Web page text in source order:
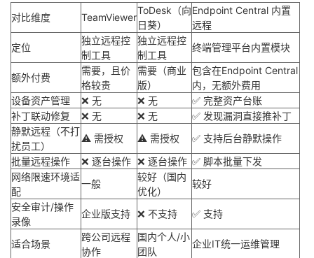
课
程
的
认
证
我
的
实
验
我
的
收
藏
技
支
持
的
声
建
议
对比维度 TeamViewer
ToDesk（向
日葵）
Endpoint Central 内置
远程
定位
独立远程控
制工具
独立远程控
制工具
终端管理平台内置模块
额外付费
需要，且价
格较贵
需要（商业
版）
包含在Endpoint Central
内，无额外费用
设备资产管理
❌ 无 ❌ 无
✅ 完整资产台账
补丁联动修复
❌ 无 ❌ 无
✅ 发现漏洞直接推补丁
静默远程（不打
扰员工）
⚠️ 需授权 ⚠️ 需授权
✅ 支持后台静默操作
批量远程操作
❌ 逐台操作 ❌ 逐台操作 ✅ 脚本批量下发
网络限速环境适
配
一般
较好（国内
优化）
较好
安全审计/操作
录像
企业版支持 ❌ 不支持 ✅ 支持
适合场景
跨公司远程
协作
国内个人/小
团队
企业IT统一运维管理